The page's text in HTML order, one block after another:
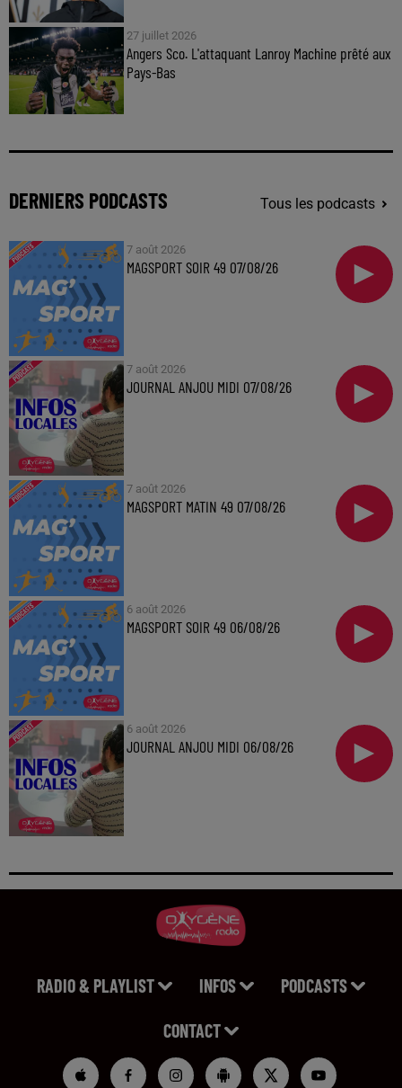
27 juillet 2026
Angers Sco. L'attaquant Lanroy Machine prêté aux
Pays-Bas
DERNIERS PODCASTS Tous les podcasts
7 août 2026
MAGSPORT SOIR 49 07/08/26
7 août 2026
JOURNAL ANJOU MIDI 07/08/26
7 août 2026
MAGSPORT MATIN 49 07/08/26
6 août 2026
MAGSPORT SOIR 49 06/08/26
6 août 2026
JOURNAL ANJOU MIDI 06/08/26
RADIO & PLAYLIST INFOS PODCASTS
CONTACT